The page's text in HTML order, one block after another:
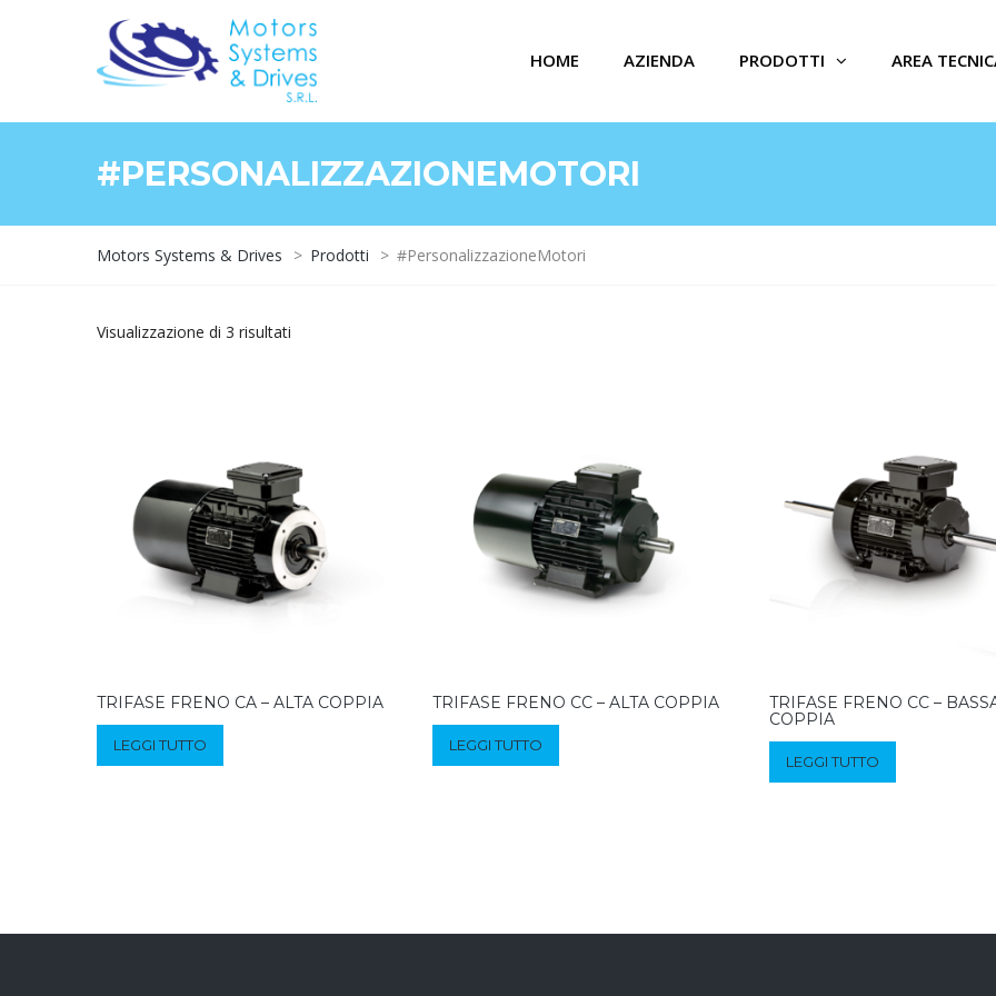
HOME AZIENDA PRODOTTI AREA
#PERSONALIZZAZIONEMOTORI
Motors Systems & Drives > Prodotti > #PersonalizzazioneMotori
Visualizzazione di 3 risultati
TRIFASE FRENO CA – ALTA COPPIA
LEGGI TUTTO
TRIFASE FRENO CC – ALTA COPPIA
LEGGI TUTTO
TRIFASE FRENO CC –
COPPIA
LEGGI TUTTO